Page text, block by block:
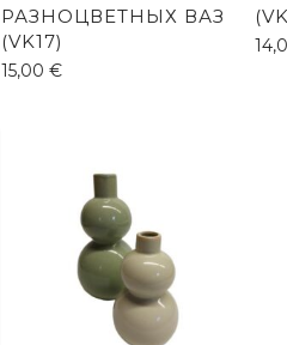
РАЗНОЦВЕТНЫХ ВАЗ
(VK17)
15,00€